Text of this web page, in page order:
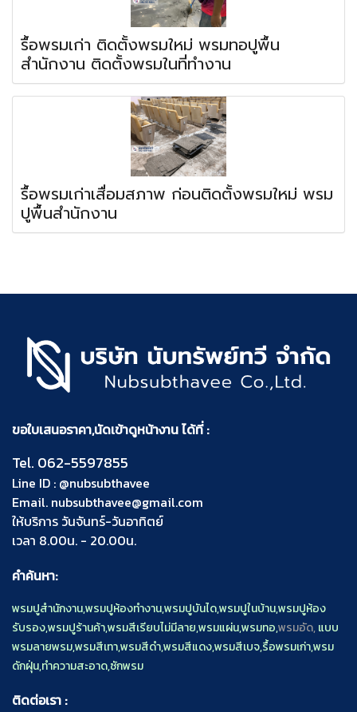
รื้อพรมเก่า ติดตั้งพรมใหม่ พรมทอปูพื้น
สำนักงาน ติดตั้งพรมในที่ทำงาน
รื้อพรมเก่าเสื่อมสภาพ ก่อนติดตั้งพรมใหม่ พรม
ปูพื้นสำนักงาน
ขอใบเสนอราคา,นัดเข้าดูหน้างาน ได้ที่ :
Tel. 062-5597855
Line ID : @nubsubthavee
Email. nubsubthavee@gmail.com
ให้บริการ วันจันทร์-วันอาทิตย์
เวลา 8.00น. - 20.00น.
คำค้นหา:
พรมปูสำนักงาน,พรมปูห้องทำงาน,พรมปูบันได,พรมปูในบ้าน,พรมปูห้อง
รับรอง,พรมปูร้านค้า,พรมสีเรียบไม่มีลาย,พรมแผ่น,พรมทอ,พรมอัด,แบบ
พรมลายพรม,พรมสีเทา,พรมสีดำ,พรมสีแดง,พรมสีเบจ,รื้อพรมเก่า,พรม
ดักฝุ่น,ทำความสะอาด,ซักพรม
ติดต่อเรา :